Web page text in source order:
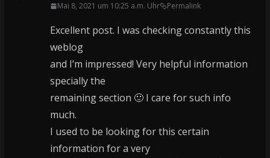
Mai 8, 2021 um 10:25 a.m. Uhr Permalink
Excellent post. I was checking constantly this
weblog
and I’m impressed! Very helpful information
specially the
remaining section 🙂 I care for such info
much.
I used to be looking for this certain
information for a very